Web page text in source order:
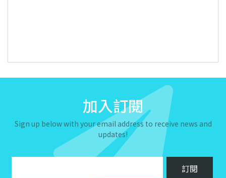
加入訂閱
Sign up below with your email address to receive news and
updates!